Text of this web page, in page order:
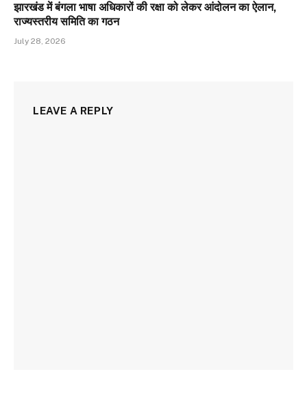
झारखंड में बंगला भाषा अधिकारों की रक्षा को लेकर आंदोलन का ऐलान,
राज्यस्तरीय समिति का गठन
July 28, 2026
LEAVE A REPLY